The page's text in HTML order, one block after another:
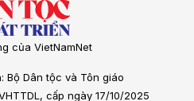
của VietNamNet
Bộ Dân tộc và Tôn giáo
cấp ngày 17/10/2025